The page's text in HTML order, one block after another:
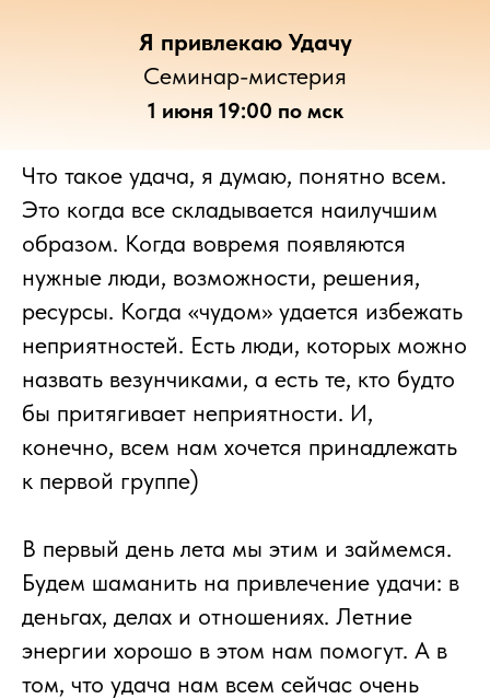
Я привлекаю Удачу
Семинар-мистерия
1 июня 19:00 по мск
Что такое удача, я думаю, понятно всем.
Это когда все складывается наилучшим
образом. Когда вовремя появляются
нужные люди, возможности, решения,
ресурсы. Когда «чудом» удается избежать
неприятностей. Есть люди, которых можно
назвать везунчиками, а есть те, кто будто
бы притягивает неприятности. И,
конечно, всем нам хочется принадлежать
к первой группе)
В первый день лета мы этим и займемся.
Будем шаманить на привлечение удачи: в
деньгах, делах и отношениях. Летние
энергии хорошо в этом нам помогут. А в
том, что удача нам всем сейчас очень